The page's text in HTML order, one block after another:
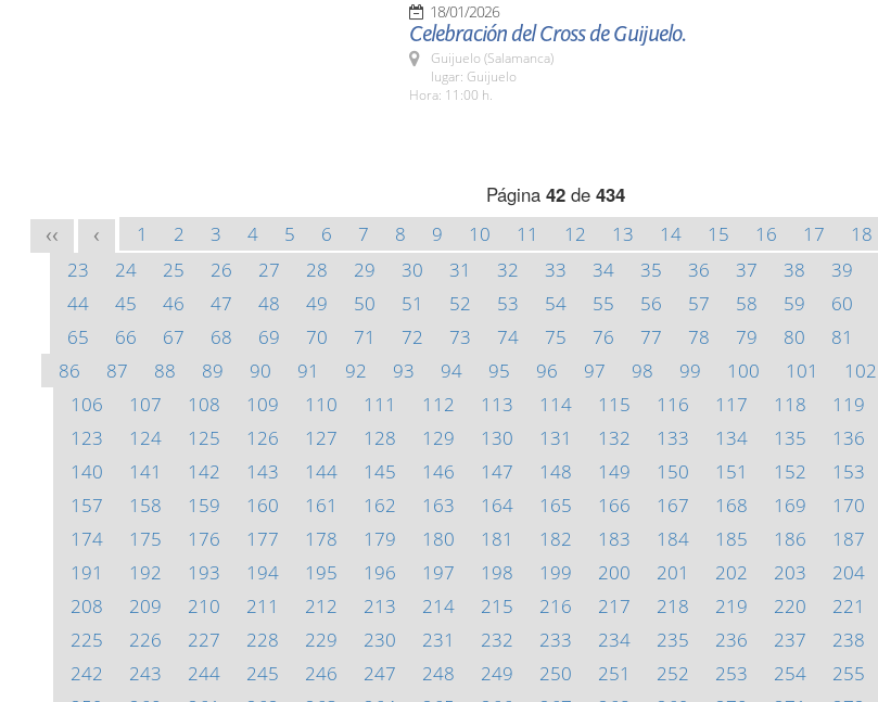
18/01/2026
Celebración del Cross de Guijuelo.
Guijuelo (Salamanca)
lugar: Guijuelo
Hora: 11:00 h.
Página 42 de 434
<< < 1 2 3 4 5 6 7 8 9 10 11 12 13 14 15 16 17 18
23
24 25 26 27 28 29 30 31 32 33 34 35 36 37 38 39
44
45 46 47 48 49 50 51 52 53 54 55 56 57 58 59 60
65
66 67 68 69 70 71 72 73 74 75 76 77 78 79 80 81
86
87 88 89 90 91 92 93 94 95 96 97 98 99 100 101 102
106
107 108 109 110 111 112 113 114 115 116 117 118 119
123
124 125 126 127 128 129 130 131 132 133 134 135 136
140
141 142 143 144 145 146 147 148 149 150 151 152 153
157
158 159 160 161 162 163 164 165 166 167 168 169 170
174
175 176 177 178 179 180 181 182 183 184 185 186 187
191
192 193 194 195 196 197 198 199 200 201 202 203 204
208
209 210 211 212 213 214 215 216 217 218 219 220 221
225
226 227 228 229 230 231 232 233 234 235 236 237 238
242
243 244 245 246 247 248 249 250 251 252 253 254 255